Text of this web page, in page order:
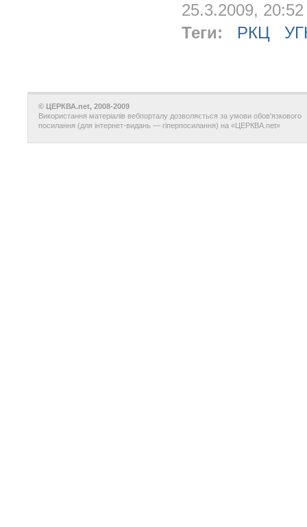
25.3.2009,
Теги:
РКЦ
© ЦЕРКВА.net, 2008-2009
Використання матеріалів вебпорталу дозволяється за умови обов'язкового
посилання (для інтернет-видань — гіперпосилання) на «ЦЕРКВА.net»